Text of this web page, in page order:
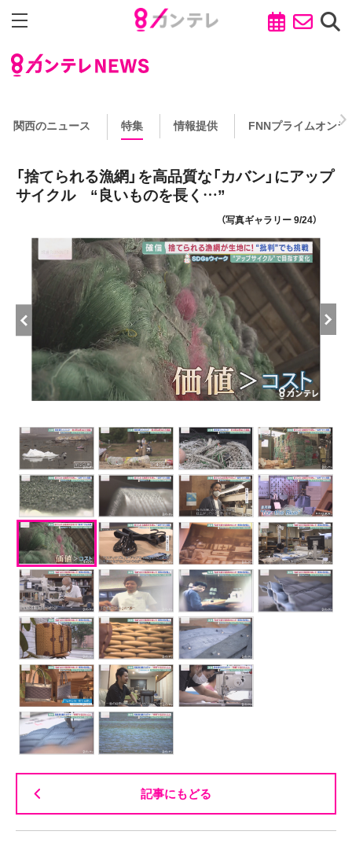
関西のニュース 特集 情報提供 FNNプライムオンラ
「捨てられる漁網」を高品質な「カバン」にアップ
サイクル “良いものを長く…”
（写真ギャラリー 9/24）
記事にもどる